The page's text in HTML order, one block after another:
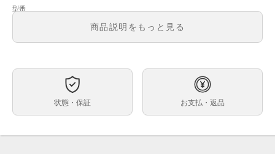
型番
メンズ
文字盤
ケース素材
商品説明をもっと見る
状態・保証 お支払・返品